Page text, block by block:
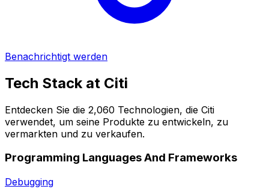
Benachrichtigt werden
Tech Stack at Citi
Entdecken Sie die 2,060 Technologien, die Citi
verwendet, um seine Produkte zu entwickeln, zu
vermarkten und zu verkaufen.
Programming Languages And Frameworks
Debugging